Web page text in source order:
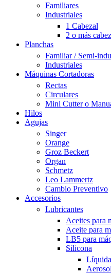
Familiares
Industriales
1 Cabezal
2 o más
Planchas
Familiar / Semi-
Industriales
Máquinas Cortadoras
Rectas
Circulares
Mini Cutter o
Hilos
Agujas
Singer
Orange
Groz Beckert
Organ
Schmetz
Leo Lammertz
Cambio Preventivo
Accesorios
Lubricantes
Aceites para
Aceite para
LB5 para
Silicona
Líquida
Aerosol